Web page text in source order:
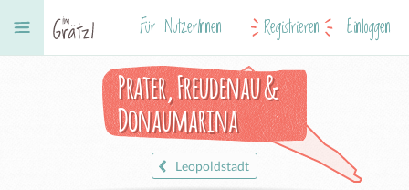
Für NutzerInnen Registrieren Einloggen
Prater, Freudenau &
Donaumarina
Leopoldstadt